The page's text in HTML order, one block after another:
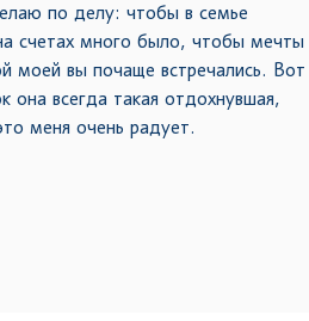
по делу: чтобы в семье
счетах много было, чтобы мечты
моей вы почаще встречались. Вот
она всегда такая отдохнувшая,
меня очень радует.